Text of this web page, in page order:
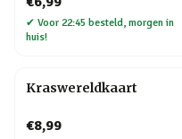
✔ Voor 22:45 besteld, morgen in
huis!
Kraswereldkaart
€8,99